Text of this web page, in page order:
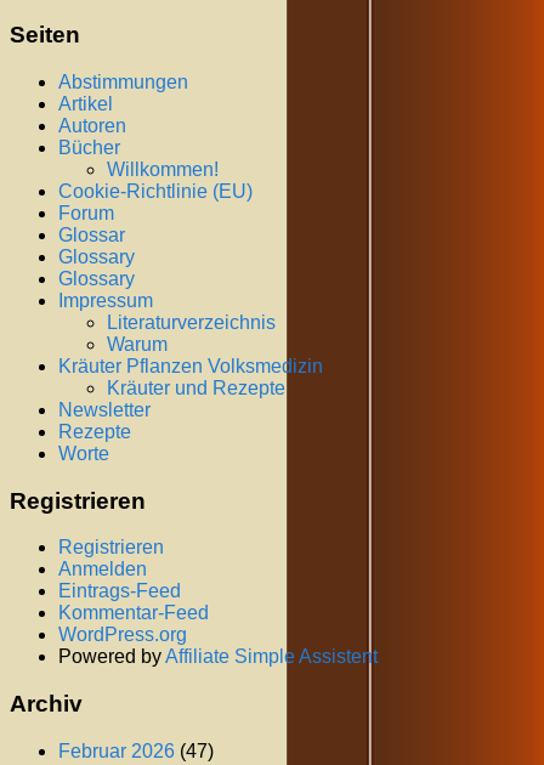
Seiten
Abstimmungen
Artikel
Autoren
Bücher
Willkommen!
Cookie-Richtlinie (EU)
Forum
Glossar
Glossary
Glossary
Impressum
Literaturverzeichnis
Warum
Kräuter Pflanzen Volksmedizin
Kräuter und Rezepte
Newsletter
Rezepte
Worte
Registrieren
Registrieren
Anmelden
Eintrags-Feed
Kommentar-Feed
WordPress.org
Powered byAffiliate Simple Assistent
Archiv
Februar 2026 (47)